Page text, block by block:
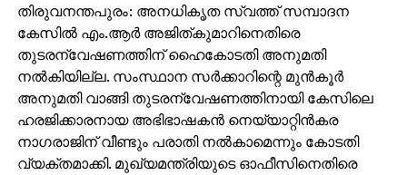
തിരുവനന്തപുരം: അനധികൃത സ്വത്ത് സമ്പാദന
കേസില്‍ എം.ആര്‍ അജിത്കുമാറിനെതിരെ
തുടരന്വേഷണത്തിന് ഹൈകോടതി അനുമതി
നല്‍കിയില്ല. സംസ്ഥാന സര്‍ക്കാറിന്റെ മുന്‍കൂര്‍
അനുമതി വാങ്ങി തുടരന്വേഷണത്തിനായി കേസിലെ
ഹരജിക്കാരനായ അഭിഭാഷകന്‍ നെയ്യാറ്റിന്‍കര
നാഗരാജിന് വീണ്ടും പരാതി നല്‍കാമെന്നും കോടതി
വ്യക്തമാക്കി. മുഖ്യമന്ത്രിയുടെ ഓഫീസിനെതിരെ